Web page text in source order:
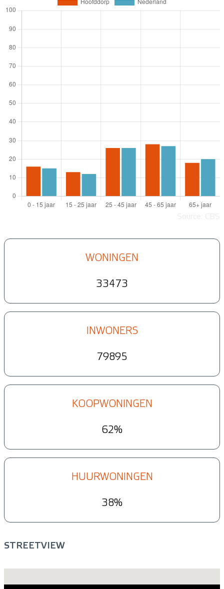
Source: CBS
WONINGEN
33473
INWONERS
79895
KOOPWONINGEN
62%
HUURWONINGEN
38%
STREETVIEW